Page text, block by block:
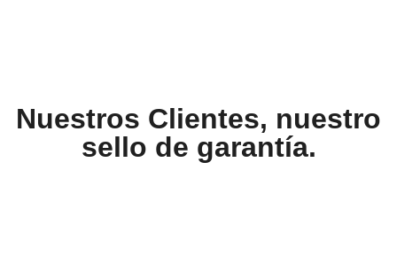
Nuestros Clientes, nuestro
sello de garantía.